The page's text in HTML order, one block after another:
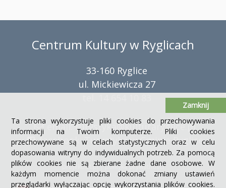
Centrum Kultury w Ryglicach
33-160 Ryglice
ul. Mickiewicza 27
email:turystyka@kulturaryglice.pl
facebook:Turystyka w Gminie Ryglice
projekt: i-t.pl|polityka prywatności
Ta strona wykorzystuje pliki cookies do przechowywania
informacji na Twoim komputerze. Pliki cookies
przechowywane są w celach statystycznych oraz w celu
dopasowania witryny do indywidualnych potrzeb. Za pomocą
plików cookies nie są zbierane żadne dane osobowe. W
każdym momencie można dokonać zmiany ustawień
przeglądarki wyłączając opcję wykorzystania plików cookies.
Zamknij